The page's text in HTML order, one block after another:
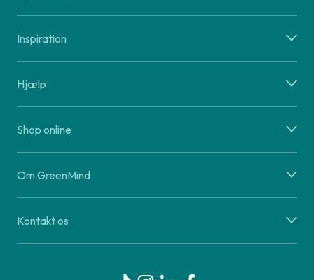
Inspiration
Hjælp
Shop online
Om GreenMind
Kontakt os